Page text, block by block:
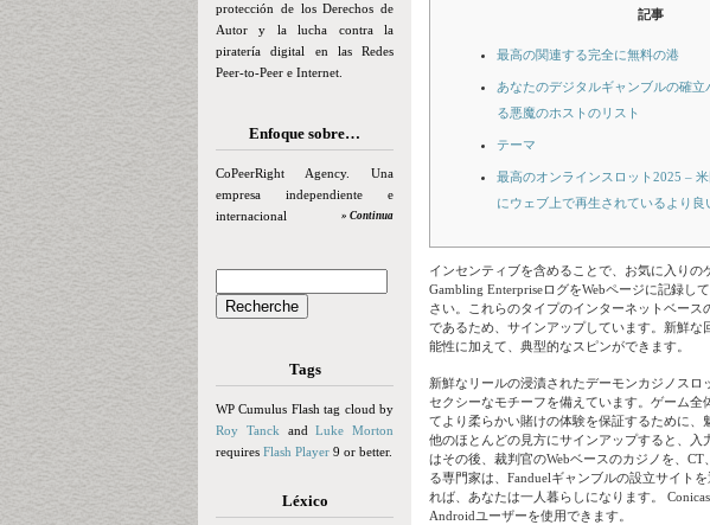
protección de los Derechos de
Autor y la lucha contra la
piratería digital en las Redes
Peer-to-Peer e Internet.
Enfoque sobre…
CoPeerRight Agency. Una
empresa independiente e
internacional
» Continua
Tags
WP Cumulus Flash tag cloud by
Roy Tanck andLuke Morton
requires Flash Player 9 or better.
Léxico
記事
最高の関連する完全に無料の港
あなたのデジタルギャンブルの確
る悪魔のホストのリスト
テーマ
最高のオンラインスロット2025 –
にウェブ上で再生されているより良
インセンティブを含めることで、お気に入り
Gambling EnterpriseログをWebページに記録し
さい。これらのタイプのインターネットベー
であるため、サインアップしています。新鮮
能性に加えて、典型的なスピンができます。
新鮮なリールの浸漬されたデーモンカジノス
セクシーなモチーフを備えています。ゲーム
てより柔らかい賭けの体験を保証するために、
他のほとんどの見方にサインアップすると、入
はその後、裁判官のWebベースのカジノを、
る専門家は、Fanduelギャンブルの設立サイト
れば、あなたは一人暮らしになります。
Androidユーザーを使用できます。